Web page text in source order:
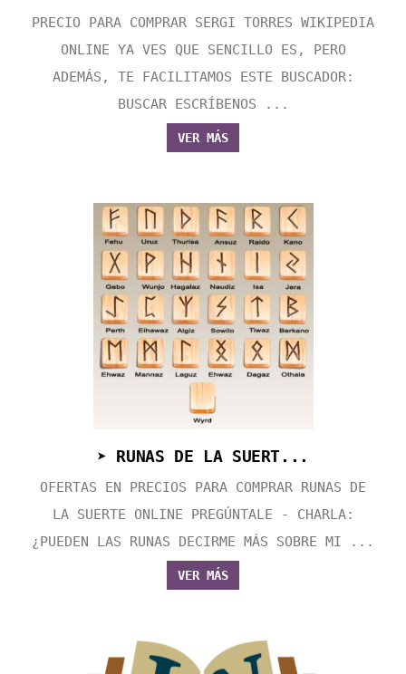
PRECIO PARA COMPRAR SERGI TORRES WIKIPEDIA
ONLINE YA VES QUE SENCILLO ES, PERO
ADEMÁS, TE FACILITAMOS ESTE BUSCADOR:
BUSCAR ESCRÍBENOS ...
VER MÁS
➤ RUNAS DE LA SUERT...
OFERTAS EN PRECIOS PARA COMPRAR RUNAS DE
LA SUERTE ONLINE PREGÚNTALE - CHARLA:
¿PUEDEN LAS RUNAS DECIRME MÁS SOBRE MI ...
VER MÁS